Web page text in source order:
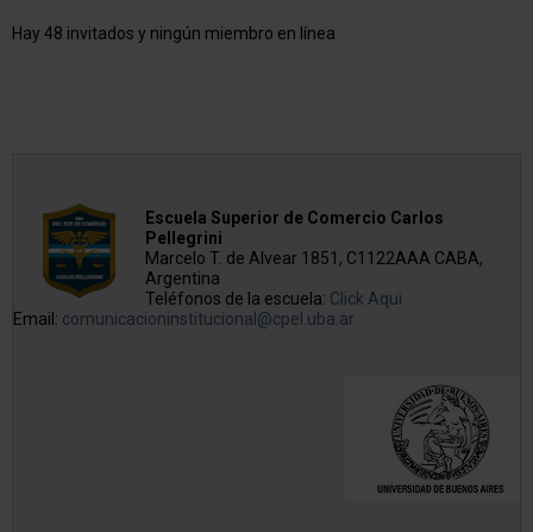
Hay 48 invitados y ningún miembro en línea
Escuela Superior de Comercio Carlos
Pellegrini
Marcelo T. de Alvear 1851, C1122AAA CABA,
Argentina
Teléfonos de la escuela: Click Aqui
Email: comunicacioninstitucional@cpel.uba.ar